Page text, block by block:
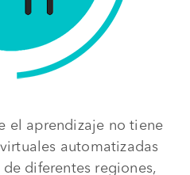
el aprendizaje no tiene
automatizadas
diferentes regiones,